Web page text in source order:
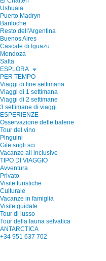
Ushuaia
Puerto Madryn
Bariloche
Resto dell'Argentina
Buenos Aires
Cascate di Iguazu
Mendoza
Salta
ESPLORA
PER TEMPO
Viaggi di fine settimana
Viaggi di 1 settimana
Viaggi di 2 settimane
3 settimane di viaggi
ESPERIENZE
Osservazione delle balene
Tour del vino
Pinguini
Gite sugli sci
Vacanze all inclusive
TIPO DI VIAGGIO
Avventura
Privato
Visite turistiche
Culturale
Vacanze in famiglia
Visite guidate
Tour di lusso
Tour della fauna selvatica
ANTARCTICA
+34 951 637 702